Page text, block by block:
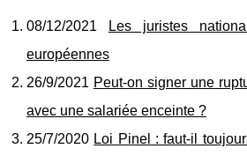
08/12/2021
Les juristes
européennes
26/9/2021 Peut-on signer une
avec une salariée enceinte ?
25/7/2020 Loi Pinel : faut-il